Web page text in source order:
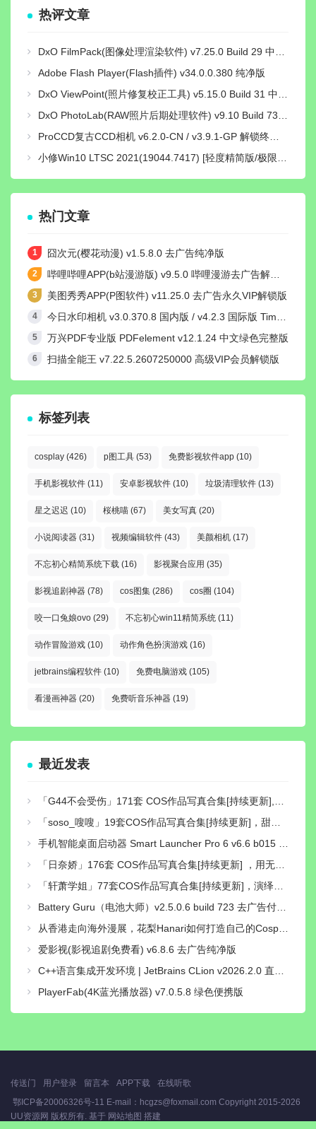
热评文章
DxO FilmPack(图像处理渲染软件) v7.25.0 Build 29 中文绿色激活版
Adobe Flash Player(Flash插件) v34.0.0.380 纯净版
DxO ViewPoint(照片修复校正工具) v5.15.0 Build 31 中文绿色便携版
DxO PhotoLab(RAW照片后期处理软件) v9.10 Build 736 中文激活版
ProCCD复古CCD相机 v6.2.0-CN / v3.9.1-GP 解锁终身pro会员版
小修Win10 LTSC 2021(19044.7417) [轻度精简版/极限精简版]
热门文章
囧次元(樱花动漫) v1.5.8.0 去广告纯净版
哔哩哔哩APP(b站漫游版) v9.5.0 哔哩漫游去广告解除版权受限
美图秀秀APP(P图软件) v11.25.0 去广告永久VIP解锁版
今日水印相机 v3.0.370.8 国内版 / v4.2.3 国际版 Timemark高级VIP会员解锁版
万兴PDF专业版 PDFelement v12.1.24 中文绿色完整版
扫描全能王 v7.22.5.2607250000 高级VIP会员解锁版
标签列表
cosplay (426) p图工具 (53) 免费影视软件app (10)
手机影视软件 (11) 安卓影视软件 (10) 垃圾清理软件 (13)
星之迟迟 (10) 桜桃喵 (67) 美女写真 (20)
小说阅读器 (31) 视频编辑软件 (43) 美颜相机 (17)
不忘初心精简系统下载 (16) 影视聚合应用 (35)
影视追剧神器 (78) cos图集 (286) cos圈 (104)
咬一口兔娘ovo (29) 不忘初心win11精简系统 (11)
动作冒险游戏 (10) 动作角色扮演游戏 (16)
jetbrains编程软件 (10) 免费电脑游戏 (105)
看漫画神器 (20) 免费听音乐神器 (19)
最近发表
「G44不会受伤」171套 COS作品写真合集[持续更新],独特可爱的二次元小仙女，让你的心跳加速！
「soso_嗖嗖」19套COS作品写真合集[持续更新]，甜美系Coser作品与社交账号介绍
手机智能桌面启动器 Smart Launcher Pro 6 v6.6 b015 付费高级版
「日奈娇」176套 COS作品写真合集[持续更新] ，用无敌童颜的魅力征服了无数粉丝的心
「轩萧学姐」77套COS作品写真合集[持续更新]，演绎二次元梦想的使者
Battery Guru（电池大师）v2.5.0.6 build 723 去广告付费汉化解锁版
从香港走向海外漫展，花梨Hanari如何打造自己的Cosplay个人品牌？
爱影视(影视追剧免费看) v6.8.6 去广告纯净版
C++语言集成开发环境 | JetBrains CLion v2026.2.0 直装激活版
PlayerFab(4K蓝光播放器) v7.0.5.8 绿色便携版
传送门 用户登录 留言本 APP下载
在线听歌
鄂ICP备20006326号-11 E-mail：hcgzs@foxmail.com Copyright 2015-2026
UU资源网 版权所有. 基于 网站地图 搭建